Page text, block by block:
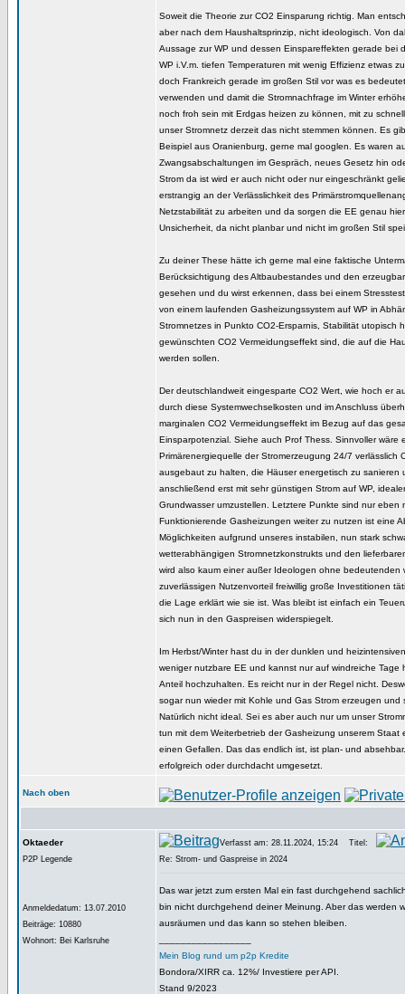
Soweit die Theorie zur CO2 Einsparung richtig. Man
aber nach dem Haushaltsprinzip, nicht ideologisch. Von
Aussage zur WP und dessen Einspareffekten gerade bei
WP i.V.m. tiefen Temperaturen mit wenig Effizienz etwas
doch Frankreich gerade im großen Stil vor was es
verwenden und damit die Stromnachfrage im Winter
noch froh sein mit Erdgas heizen zu können, mit zu
unser Stromnetz derzeit das nicht stemmen können. Es
Beispiel aus Oranienburg, gerne mal googlen. Es waren
Zwangsabschaltungen im Gespräch, neues Gesetz hin
Strom da ist wird er auch nicht oder nur eingeschränkt
erstrangig an der Verlässlichkeit des
Netzstabilität zu arbeiten und da sorgen die EE genau
Unsicherheit, da nicht planbar und nicht im großen Stil
Zu deiner These hätte ich gerne mal eine faktische
Berücksichtigung des Altbaubestandes und den
gesehen und du wirst erkennen, dass bei einem
von einem laufenden Gasheizungssystem auf WP in
Stromnetzes in Punkto CO2-Ersparnis, Stabilität utopisch
gewünschten CO2 Vermeidungseffekt sind, die auf die
werden sollen.
Der deutschlandweit eingesparte CO2 Wert, wie hoch er
durch diese Systemwechselkosten und im Anschluss
marginalen CO2 Vermeidungseffekt im Bezug auf das
Einsparpotenzial. Siehe auch Prof Thess. Sinnvoller wäre
Primärenergiequelle der Stromerzeugung 24/7 verlässlich
ausgebaut zu halten, die Häuser energetisch zu sanieren
anschließend erst mit sehr günstigen Strom auf WP,
Grundwasser umzustellen. Letztere Punkte sind nur eben
Funktionierende Gasheizungen weiter zu nutzen ist eine
Möglichkeiten aufgrund unseres instabilen, nun stark
wetterabhängigen Stromnetzkonstrukts und den
wird also kaum einer außer Ideologen ohne bedeutenden
zuverlässigen Nutzenvorteil freiwillig große Investitionen
die Lage erklärt wie sie ist. Was bleibt ist einfach ein
sich nun in den Gaspreisen widerspiegelt.
Im Herbst/Winter hast du in der dunklen und
weniger nutzbare EE und kannst nur auf windreiche Tage
Anteil hochzuhalten. Es reicht nur in der Regel nicht.
sogar nun wieder mit Kohle und Gas Strom erzeugen und
Natürlich nicht ideal. Sei es aber auch nur um unser
tun mit dem Weiterbetrieb der Gasheizung unserem Staat
einen Gefallen. Das das endlich ist, ist plan- und
erfolgreich oder durchdacht umgesetzt.
Nach oben
Oktaeder
P2P Legende
Anmeldedatum: 13.07.2010
Beiträge: 10880
Wohnort: Bei Karlsruhe
Verfasst am: 28.11.2024, 15:24
Titel:
Re: Strom- und Gaspreise in 2024
Das war jetzt zum ersten Mal ein fast durchgehend
bin nicht durchgehend deiner Meinung. Aber das werden
ausräumen und das kann so stehen bleiben.
Mein Blog rund um p2p Kredite
Bondora/XIRR ca. 12%/ Investiere per API.
Stand 9/2023